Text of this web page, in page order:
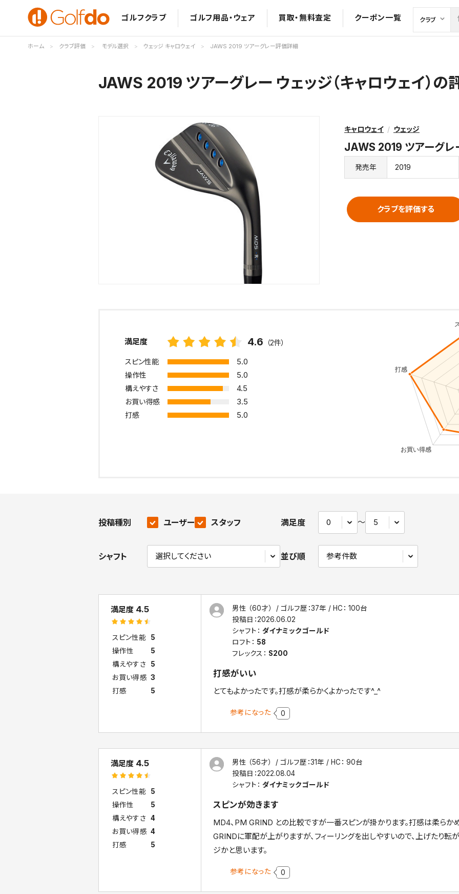
ゴルフクラブ ゴルフ用品・ウェア 買取・無料査定 クーポン一覧
ホーム クラブ評価 モデル選択 ウェッジ キャロウェイ JAWS 2019 ツアーグレー評価詳細
JAWS 2019 ツアーグレー ウェッジ（キャロウェイ）の
キャロウェイ ウェッジ
JAWS 2019 ツアーグレ
発売年 2019
クラブを評価する
満足度 4.6 （2件）
スピン性能 5.0
操作性 5.0
構えやすさ 4.5
お買い得感 3.5
打感 5.0
投稿種別 ユーザー スタッフ
シャフト
満足度 〜
並び順
満足度 4.5
スピン性能
5
操作性
5
構えやすさ
5
お買い得感 3
打感
5
男性 （60才） ゴルフ歴：37年
HC： 100台
投稿日：2026.06.02
シャフト： ダイナミックゴールド
ロフト： 58
フレックス： S200
打感がいい
とてもよかったです。打感が柔らかくよかったです^_^
参考になった 0
満足度 4.5
スピン性能
5
操作性
5
構えやすさ
4
お買い得感 4
打感
5
男性 （56才） ゴルフ歴：31年
HC： 90台
投稿日：2022.08.04
シャフト： ダイナミックゴールド
スピンが効きます
MD4、PM GRIND との比較ですが一番スピンが掛かります。打感は柔らか
GRINDに軍配が上がりますが、フィーリングを出しやすいので、上げたり転
ジかと思います。
参考になった 0